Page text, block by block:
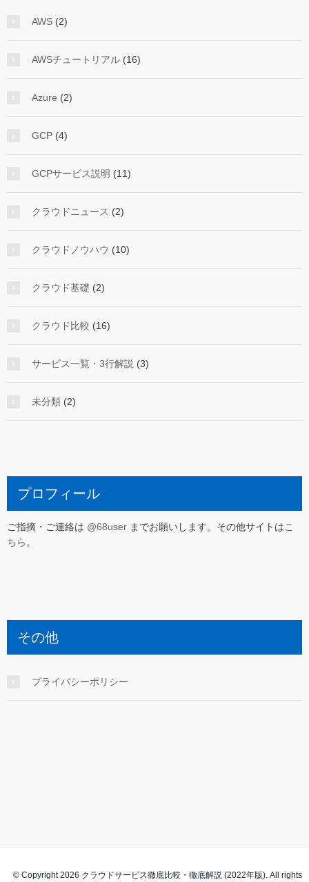
AWS (2)
AWSチュートリアル (16)
Azure (2)
GCP (4)
GCPサービス説明 (11)
クラウドニュース (2)
クラウドノウハウ (10)
クラウド基礎 (2)
クラウド比較 (16)
サービス一覧・3行解説 (3)
未分類 (2)
プロフィール
ご指摘・ご連絡は @68user までお願いします。その他サイトはこ
ちら。
その他
プライバシーポリシー
© Copyright 2026 クラウドサービス徹底比較・徹底解説 (2022年版). All rights